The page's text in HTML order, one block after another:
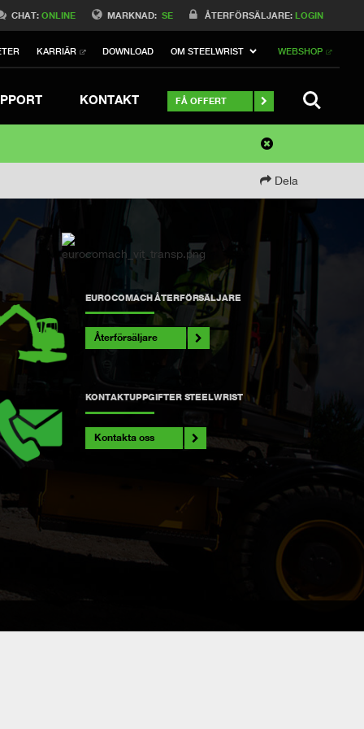
MARKNAD: SE ÅTERFÖRSÄLJARE: LOGIN
CHAT:ONLINE
KARRIÄR DOWNLOAD OM STEELWRIST WEBSHOP
KONTAKT FÅ OFFERT
Dela
EUROCOMACH ÅTERFÖRSÄLJARE
Återförsäljare
KONTAKTUPPGIFTER STEELWRIST
Kontakta oss